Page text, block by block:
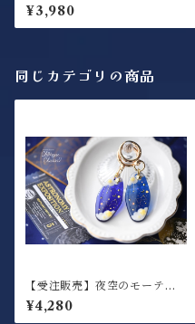
座盤モチーフアクセサリー /
キーホルダー
¥3,980
同じカテゴリの商品
【受注販売】夜空のモーテル
キー Room No.Orion / キー
ホルダー
¥4,280